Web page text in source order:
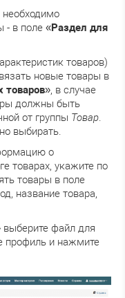
- в поле «Раздел для
товаров)
новые товары в
товаров», в случае
должны быть
от группы Товар.
выбирать.
о
товарах, укажите по
товары в поле
название товара,
выберите файл для
профиль и нажмите